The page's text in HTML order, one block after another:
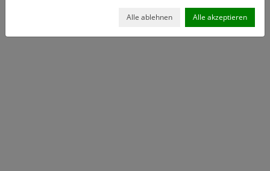
Alle ablehnen Alle akzeptieren